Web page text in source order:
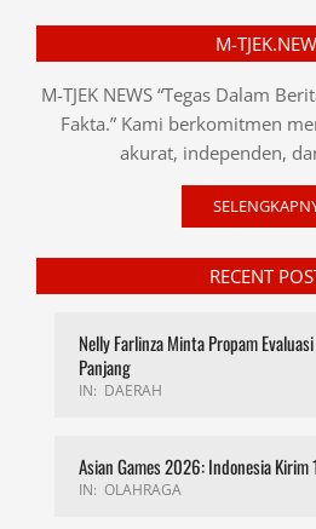
M-
M-TJEK NEWS “Tegas Dalam
Fakta.” Kami berkomitmen
akurat, independen,
RECENT
Nelly Farlinza Minta Propam
Panjang
IN: DAERAH
Asian Games 2026: Indonesia Kirim
IN: OLAHRAGA